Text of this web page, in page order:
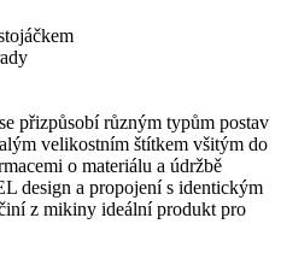
přizpůsobí různým typům postav
velikostním štítkem všitým do
o materiálu a údržbě
design a propojení s identickým
z mikiny ideální produkt pro